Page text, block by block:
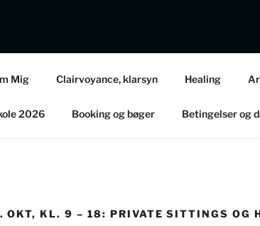
ANNETTE EDEL –
Mig Clairvoyance, klarsyn Healing
2026 Booking og bøger Betingelser og
OKT, KL. 9 – 18: PRIVATE SITTINGS OG